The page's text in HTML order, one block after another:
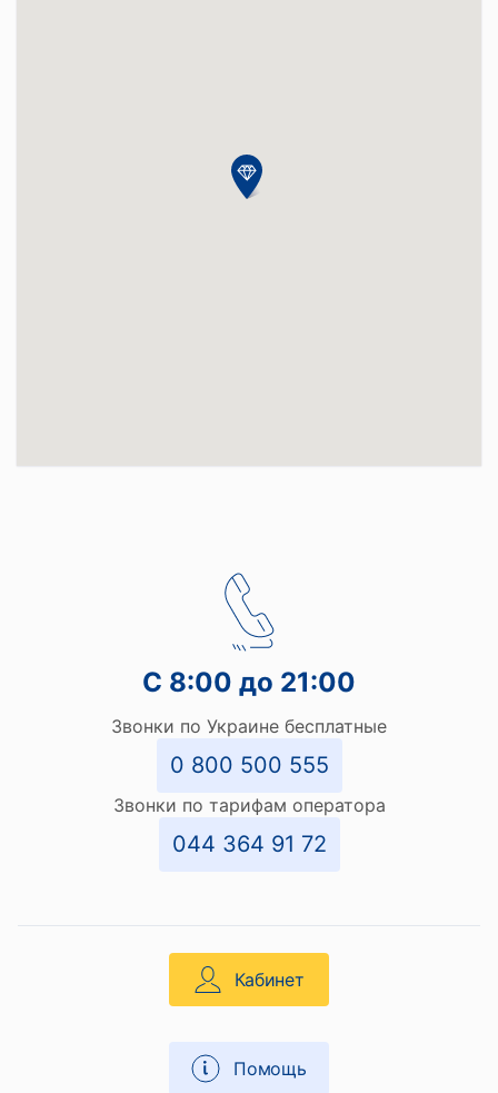
С 8:00 до 21:00
Звонки по Украине бесплатные
0 800 500 555
Звонки по тарифам оператора
044 364 91 72
Кабинет
Помощь